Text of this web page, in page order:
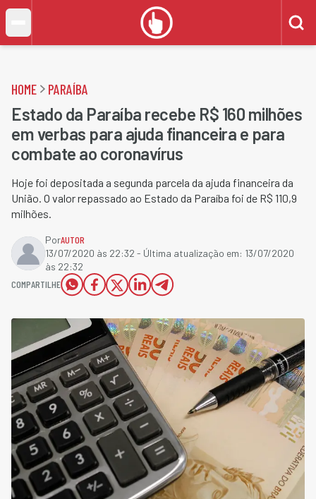
HOME PARAÍBA
Estado da Paraíba recebe R$ 160 milhões
em verbas para ajuda financeira e para
combate ao coronavírus
Hoje foi depositada a segunda parcela da ajuda financeira da
União. O valor repassado ao Estado da Paraíba foi de R$ 110,9
milhões.
PorAUTOR
13/07/2020 às 22:32 - Última atualização em: 13/07/2020
às 22:32
COMPARTILHE